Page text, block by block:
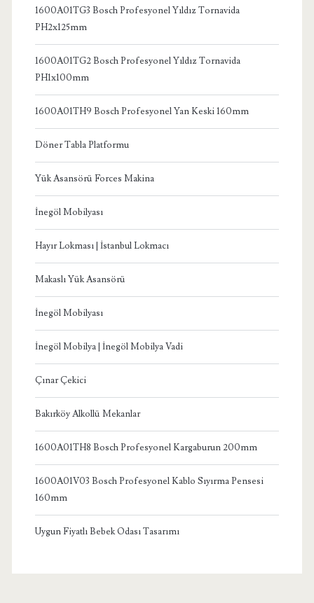
1600A01TG3 Bosch Profesyonel Yıldız Tornavida
PH2x125mm
1600A01TG2 Bosch Profesyonel Yıldız Tornavida
PH1x100mm
1600A01TH9 Bosch Profesyonel Yan Keski 160mm
Döner Tabla Platformu
Yük Asansörü Forces Makina
İnegöl Mobilyası
Hayır Lokması | İstanbul Lokmacı
Makaslı Yük Asansörü
İnegöl Mobilyası
İnegöl Mobilya | İnegöl Mobilya Vadi
Çınar Çekici
Bakırköy Alkollü Mekanlar
1600A01TH8 Bosch Profesyonel Kargaburun 200mm
1600A01V03 Bosch Profesyonel Kablo Sıyırma Pensesi
160mm
Uygun Fiyatlı Bebek Odası Tasarımı